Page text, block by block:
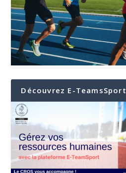
Découvrez E-TeamsSport